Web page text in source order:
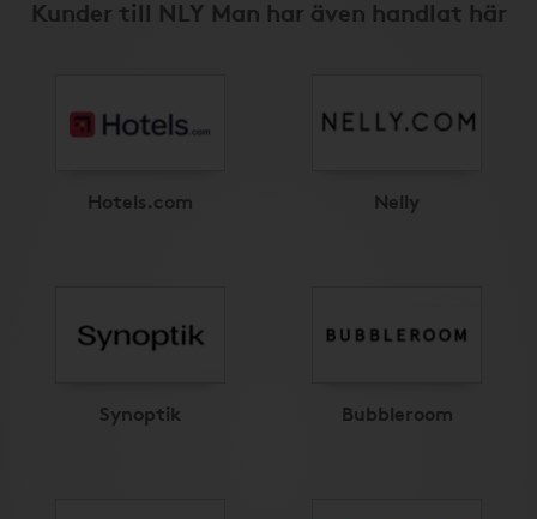
Kunder till NLY Man har även handlat här
Hotels.com Nelly
Synoptik Bubbleroom